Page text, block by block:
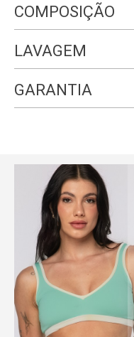
COMPOSIÇÃO
LAVAGEM
GARANTIA